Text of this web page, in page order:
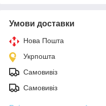
Умови доставки
Нова Пошта
Укрпошта
Самовивіз
Самовивіз